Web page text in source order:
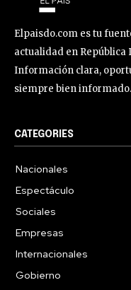
Elpaisdo.com es tu
actualidad en
Información clara,
siempre bien informado.
CATEGORIES
Nacionales
Espectáculo
Sociales
Empresas
Internacionales
Gobierno